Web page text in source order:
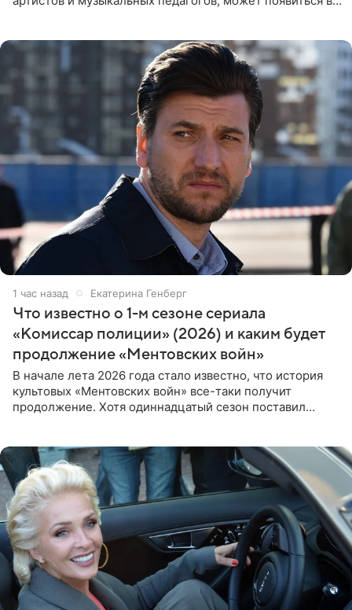
1 час назад Екатерина Генберг
Что известно о 1-м сезоне сериала
«Комиссар полиции» (2026) и каким будет
продолжение «Ментовских войн»
В начале лета 2026 года стало известно, что история
культовых «Ментовских войн» все-таки получит
продолжение. Хотя одиннадцатый сезон поставил